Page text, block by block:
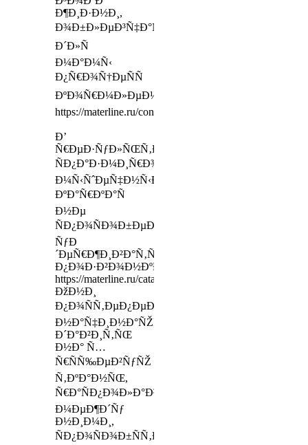
Ð¶Ð¸Ð·Ð½Ð¸,
Ð¾Ð±Ð»ÐµÐ³Ñ‡Ð°Ñ
Ð´Ð»Ñ
Ð¼Ð°Ð¼Ñ‹
Ð¿Ñ€Ð¾Ñ†ÐµÑÑ
ÐºÐ¾Ñ€Ð¼Ð»ÐµÐ½Ð¸Ñ
https://materline.ru/contacts/
Ð’
Ñ€ÐµÐ·ÑƒÐ»ÑŒÑ‚Ð°Ñ‚Ðµ
ÑÐ¿Ð°Ð·Ð¼Ð¸Ñ€Ð¾Ð²Ð°Ð½Ð¸Ñ
Ð¼Ñ‹ÑˆÐµÑ‡Ð½Ñ‹Ð¹
ÐºÐ°Ñ€ÐºÐ°Ñ
Ð½Ðµ
ÑÐ¿Ð¾ÑÐ¾Ð±ÐµÐ½
ÑƒÐ
´ÐµÑ€Ð¶Ð¸Ð²Ð°Ñ‚ÑŒ
Ð¿Ð¾Ð·Ð²Ð¾Ð½ÐºÐ¸
https://materline.ru/catalog/accessories/
ÐžÐ½Ð¸
Ð¿Ð¾ÑÑ‚ÐµÐ¿ÐµÐ½Ð½Ð¾
Ð½Ð°Ñ‡Ð¸Ð½Ð°ÑŽÑ‚
Ð´Ð°Ð²Ð¸Ñ‚ÑŒ
Ð½Ð° Ñ…
Ñ€ÑÑ‰ÐµÐ²ÑƒÑŽ
Ñ‚ÐºÐ°Ð½ÑŒ,
Ñ€Ð°ÑÐ¿Ð¾Ð»Ð°Ð³Ð°ÑŽÑ‰ÑƒÑŽÑÑ
Ð¼ÐµÐ¶Ð´Ñƒ
Ð½Ð¸Ð¼Ð¸,
ÑÐ¿Ð¾ÑÐ¾Ð±ÑÑ‚Ð²ÑƒÑ